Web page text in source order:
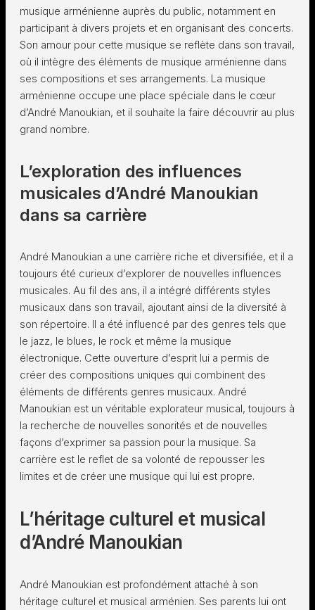
musique arménienne auprès du public, notamment en
participant à divers projets et en organisant des concerts.
Son amour pour cette musique se reflète dans son travail,
où il intègre des éléments de musique arménienne dans
ses compositions et ses arrangements. La musique
arménienne occupe une place spéciale dans le cœur
d’André Manoukian, et il souhaite la faire découvrir au plus
grand nombre.
L’exploration des influences
musicales d’André Manoukian
dans sa carrière
André Manoukian a une carrière riche et diversifiée, et il a
toujours été curieux d’explorer de nouvelles influences
musicales. Au fil des ans, il a intégré différents styles
musicaux dans son travail, ajoutant ainsi de la diversité à
son répertoire. Il a été influencé par des genres tels que
le jazz, le blues, le rock et même la musique
électronique. Cette ouverture d’esprit lui a permis de
créer des compositions uniques qui combinent des
éléments de différents genres musicaux. André
Manoukian est un véritable explorateur musical, toujours à
la recherche de nouvelles sonorités et de nouvelles
façons d’exprimer sa passion pour la musique. Sa
carrière est le reflet de sa volonté de repousser les
limites et de créer une musique qui lui est propre.
L’héritage culturel et musical
d’André Manoukian
André Manoukian est profondément attaché à son
héritage culturel et musical arménien. Ses parents lui ont